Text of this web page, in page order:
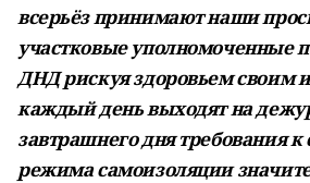
всерьёз принимают наши
участковые уполномоченные
ДНД рискуя здоровьем своим
каждый день выходят на
завтрашнего дня требования
режима самоизоляции